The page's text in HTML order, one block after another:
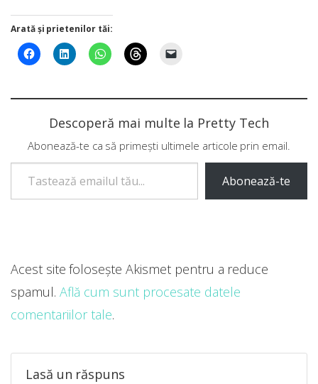
Arată și prietenilor tăi:
Descoperă mai multe la Pretty Tech
Abonează-te ca să primești ultimele articole prin email.
Tastează emailul tău...
Abonează-te
Lasă un răspuns
Acest site folosește Akismet pentru a reduce
spamul. Află cum sunt procesate datele
comentariilor tale.